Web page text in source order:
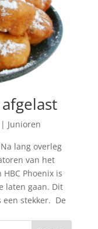
| Junioren
lang overleg
van het
Phoenix is
laten gaan. Dit
stekker. De